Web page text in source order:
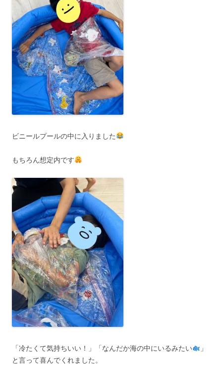
ビニールプールの中に入りました
もちろん想定内です
「冷たくて気持ちいい！」「なんだか海の中にいるみたい
」
と言って喜んでくれました。